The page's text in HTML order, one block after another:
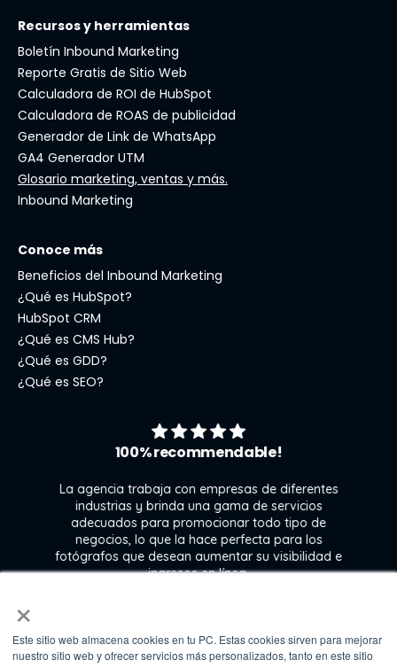
×
Este sitio web almacena cookies en tu PC. Estas cookies sirven para mejorar
nuestro sitio web y ofrecer servicios más personalizados, tanto en este sitio
Recursos y herramientas
Boletín Inbound Marketing
Reporte Gratis de Sitio Web
Calculadora de ROI de HubSpot
Calculadora de ROAS de publicidad
Generador de Link de WhatsApp
GA4 Generador UTM
Glosario marketing, ventas y más.
Inbound Marketing
Conoce más
Beneficios del Inbound Marketing
¿Qué es HubSpot?
HubSpot CRM
¿Qué es CMS Hub?
¿Qué es GDD?
¿Qué es SEO?
100% recommendable!
La agencia trabaja con empresas de diferentes
industrias y brinda una gama de servicios
adecuados para promocionar todo tipo de
negocios, lo que la hace perfecta para los
fotógrafos que desean aumentar su visibilidad e
ingresos en línea.
Kate Gross
Marketing & graphic design assistant at